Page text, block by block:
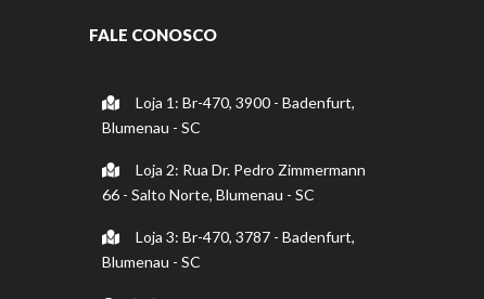
FALE CONOSCO
Loja 1: Br-470, 3900 - Badenfurt,
Blumenau - SC
Loja 2: Rua Dr. Pedro Zimmermann
66 - Salto Norte, Blumenau - SC
Loja 3: Br-470, 3787 - Badenfurt,
Blumenau - SC